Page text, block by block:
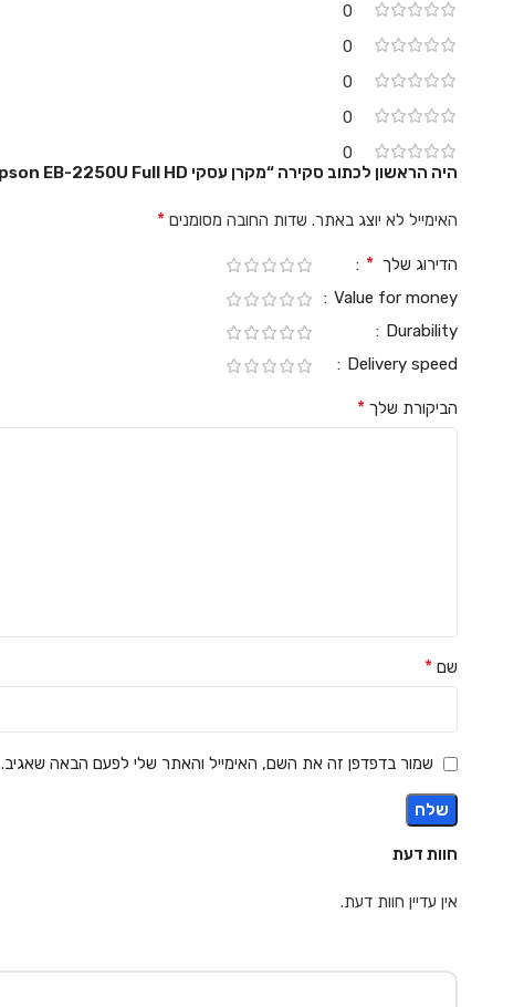
0
0
0
0
0
חוות דעת
אין עדיין חוות דעת.
היה הראשון לכתוב סקירה “מקרן עסקי Epson EB-2250U Full HD אפסון”
האימייל לא יוצג באתר. שדות החובה מסומנים *
הדירוג שלך *
Value for money
Durability
Delivery speed
הביקורת שלך *
שם *
שמור בדפדפן זה את השם, האימייל והאתר שלי לפעם הבאה שאגיב.